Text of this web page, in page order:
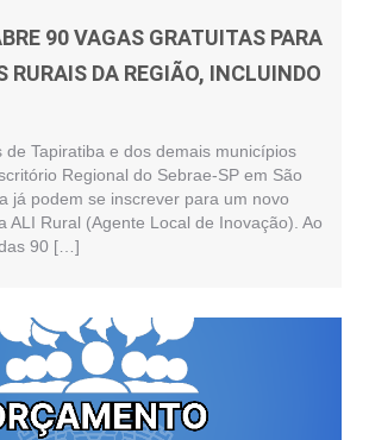
90 VAGAS GRATUITAS PARA
RURAIS DA REGIÃO, INCLUINDO
de Tapiratiba e dos demais municípios
Regional do Sebrae-SP em São
já podem se inscrever para um novo
ALI Rural (Agente Local de Inovação). Ao
90 […]